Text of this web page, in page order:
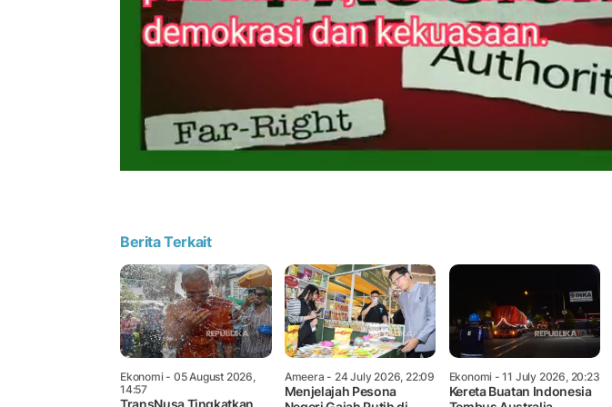
Berita Terkait
Ekonomi- 05 August 2026,
14:57
TransNusa Tingkatkan
Ameera - 24 July 2026, 22:09
Menjelajah Pesona
Ekonomi - 11 July 2026, 20:23
Kereta Buatan Indonesia